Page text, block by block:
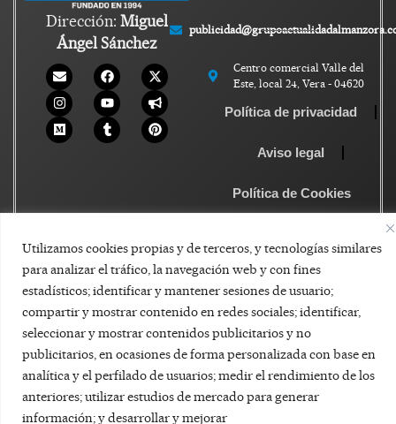
Utilizamos cookies propias y de terceros, y tecnologías similares
para analizar el tráfico, la navegación web y con fines
estadísticos; identificar y mantener sesiones de usuario;
compartir y mostrar contenido en redes sociales; identificar,
seleccionar y mostrar contenidos publicitarios y no
publicitarios, en ocasiones de forma personalizada con base en
analítica y el perfilado de usuarios; medir el rendimiento de los
anteriores; utilizar estudios de mercado para generar
información; y desarrollar y mejorar
Dirección: Miguel
Ángel Sánchez
Centro comercial Valle del
Este, local 24, Vera - 04620
Política de privacidad
Aviso legal
Política de Cookies